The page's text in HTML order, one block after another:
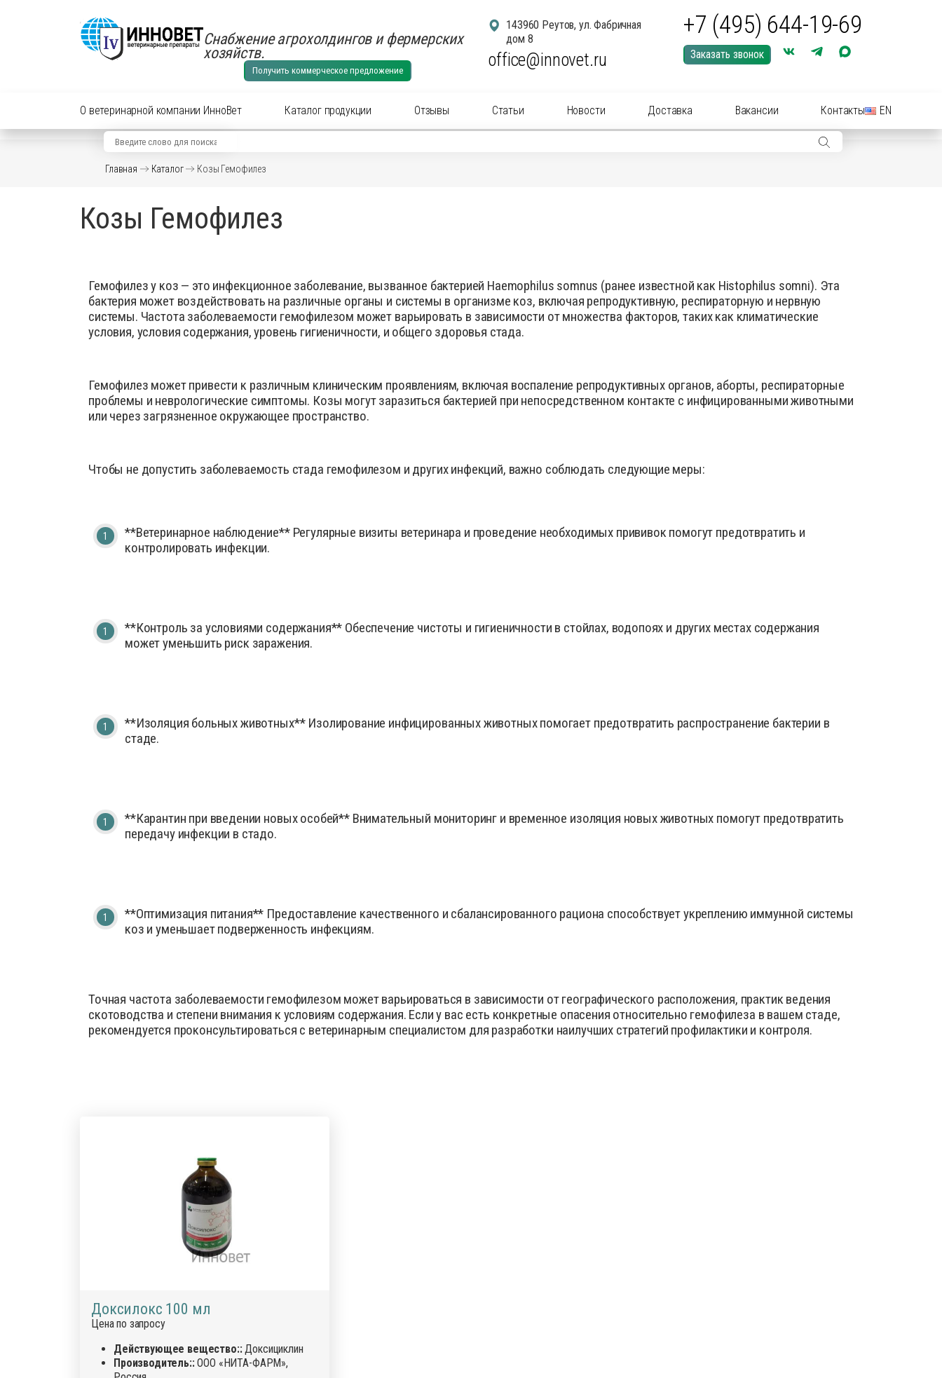
Снабжение агрохолдингов и фермерских
хозяйств.
143960 Реутов, ул. Фабричная
дом 8
office@innovet.ru
+7 (495) 644-19-69
Заказать звонок
Получить коммерческое предложение
О ветеринарной компании ИнноВет Каталог продукции Отзывы Статьи Новости Доставка Вакансии Контакты EN
Вид животного
Препараты для КРС
Препараты для МРС
Препараты для птиц
Витамины инъекционные для животных
Гомеопатическиепрепараты
Гормональныепрепаратыдля животных
Дезинфицирующие средства
Детоксиканты
Диагностика
Кокцидиостатики
Кормовые добавки для сельскохозяйственных животных
Лечебные инъекционные растворы
Перчатки
Препараты для внутриматочного введения
Пробирки
Противовоспалительные, НПВС
Средства для копыт
Средство для вымени
Главная Каталог Козы Гемофилез
Козы Гемофилез
Гемофилез у коз — это инфекционное заболевание, вызванное бактерией Haemophilus somnus (ранее известной как Histophilus somni). Эта
бактерия может воздействовать на различные органы и системы в организме коз, включая репродуктивную, респираторную и нервную
системы. Частота заболеваемости гемофилезом может варьировать в зависимости от множества факторов, таких как климатические
условия, условия содержания, уровень гигиеничности, и общего здоровья стада.
Гемофилез может привести к различным клиническим проявлениям, включая воспаление репродуктивных органов, аборты, респираторные
проблемы и неврологические симптомы. Козы могут заразиться бактерией при непосредственном контакте с инфицированными животными
или через загрязненное окружающее пространство.
Чтобы не допустить заболеваемость стада гемофилезом и других инфекций, важно соблюдать следующие меры:
**Ветеринарное наблюдение** Регулярные визиты ветеринара и проведение необходимых прививок помогут предотвратить и
контролировать инфекции.
**Контроль за условиями содержания** Обеспечение чистоты и гигиеничности в стойлах, водопоях и других местах содержания
может уменьшить риск заражения.
**Изоляция больных животных** Изолирование инфицированных животных помогает предотвратить распространение бактерии в
стаде.
**Карантин при введении новых особей** Внимательный мониторинг и временное изоляция новых животных помогут предотвратить
передачу инфекции в стадо.
**Оптимизация питания** Предоставление качественного и сбалансированного рациона способствует укреплению иммунной системы
коз и уменьшает подверженность инфекциям.
Точная частота заболеваемости гемофилезом может варьироваться в зависимости от географического расположения, практик ведения
скотоводства и степени внимания к условиям содержания. Если у вас есть конкретные опасения относительно гемофилеза в вашем стаде,
рекомендуется проконсультироваться с ветеринарным специалистом для разработки наилучших стратегий профилактики и контроля.
Доксилокс 100 мл
Цена по запросу
Действующее вещество::Доксициклин
Производитель::ООО «НИТА-ФАРМ»,